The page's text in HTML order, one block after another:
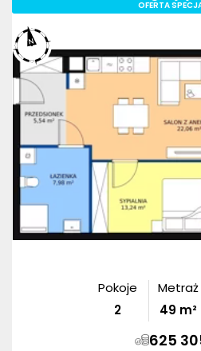
OFERTA
Pokoje
2
Metraż
49 m²
625